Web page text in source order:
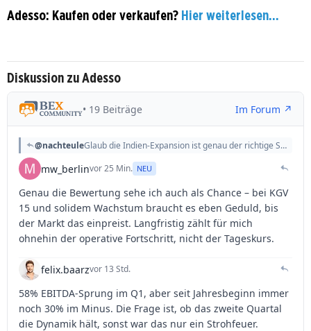
Adesso: Kaufen oder verkaufen? Hier weiterlesen...
Diskussion zu Adesso